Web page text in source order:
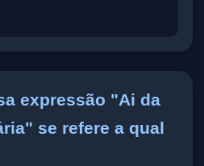
expressão "Ai da
se refere a qual